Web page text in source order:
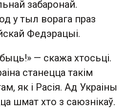
забаронай.
у тыл ворага праз
Федэрацыі.
— скажа хтосьці.
станецца такім
як і Расія. Ад Украіны
шмат хто з саюзнікаў.